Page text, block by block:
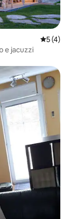
5 de
5 (4)
e jacuzzi